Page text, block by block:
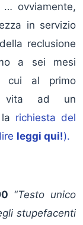
ovviamente,
in servizio
reclusione
a sei mesi
cui al primo
vita ad un
richiesta del
leggi qui!).
“Testo unico
stupefacenti